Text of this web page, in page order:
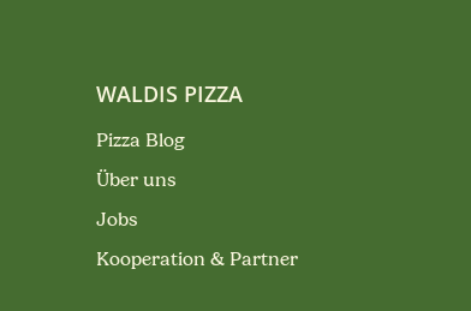
WALDIS PIZZA
Pizza Blog
Über uns
Jobs
Kooperation & Partner